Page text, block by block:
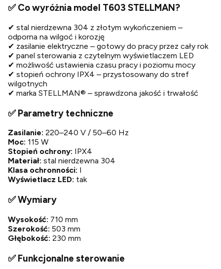
✅ Co wyróżnia model T603 STELLMAN?
✔ stal nierdzewna 304 z złotym wykończeniem –
odporna na wilgoć i korozję
✔ zasilanie elektryczne – gotowy do pracy przez cały rok
✔ panel sterowania z czytelnym wyświetlaczem LED
✔ możliwość ustawienia czasu pracy i poziomu mocy
✔ stopień ochrony IPX4 – przystosowany do stref
wilgotnych
✔ marka STELLMAN® – sprawdzona jakość i trwałość
✅ Parametry techniczne
Zasilanie: 220–240 V / 50–60 Hz
Moc: 115 W
Stopień ochrony: IPX4
Materiał: stal nierdzewna 304
Klasa ochronności: I
Wyświetlacz LED: tak
✅ Wymiary
Wysokość: 710 mm
Szerokość: 503 mm
Głębokość: 230 mm
✅ Funkcjonalne sterowanie